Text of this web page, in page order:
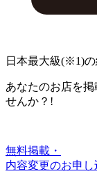
日本最大級(※1)
あなたのお店を掲
せんか？!
無料掲載・
内容変更のお申し